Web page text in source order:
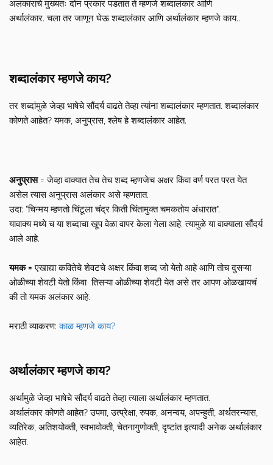
अलंकाराचे मुख्यतः दोन प्रकार पडतात ते म्हणजे शब्दालंकार आणि
अर्थालंकार. चला तर जाणून घेऊ शब्दालंकार आणि अर्थालंकार म्हणजे काय..
शब्दालंकार म्हणजे काय?
तर शब्दांमुळे जेव्हा भाषेचे सौंदर्य वाढते तेव्हा त्यांना शब्दालंकार म्हणतात. शब्दालंकार
कोणते आहेत? यमक, अनुप्रास, श्लेष हे शब्दालंकार आहेत.
अनुप्रास =जेव्हा वाक्यात तेच तेच शब्द म्हणजेच अक्षर किंवा वर्ण परत परत येत
असेल त्यास अनुप्रास अलंकार असे म्हणतात.
उदा: "चिन्मय म्हणतो चिंटूला चंद्र किती चिंतामुक्त चमकतोय अंधारात".
यावाक्य मध्ये च या शब्दाचा खूप वेळा वापर केला गेला आहे. त्यामुळे या वाक्याला सौंदर्य
आले आहे.
यमक = एखाद्या कवितेचे शेवटचे अक्षर किंवा शब्द जो येतो आहे आणि तोच दुसऱ्या
ओळीच्या शेवटी येतो किंवा तिसऱ्या ओळीच्या शेवटी येत असे तर आपण ओळखायचं
की तो यमक अलंकार आहे.
मराठी व्याकरण:काळ म्हणजे काय?
अर्थालंकार म्हणजे काय?
अर्थामुळे जेव्हा भाषेचे सौंदर्य वाढते तेव्हा त्याला अर्थालंकार म्हणतात.
अर्थालंकार कोणते आहेत? उपमा, उत्प्रेक्षा, रुपक, अनन्वय, अपन्हुती, अर्थतरन्यास,
व्यतिरेक, अतिशयोक्ती, स्वभावोक्ती, चेतनागुणोक्ती, दृष्टांत इत्यादी अनेक अर्थालंकार
आहेत.